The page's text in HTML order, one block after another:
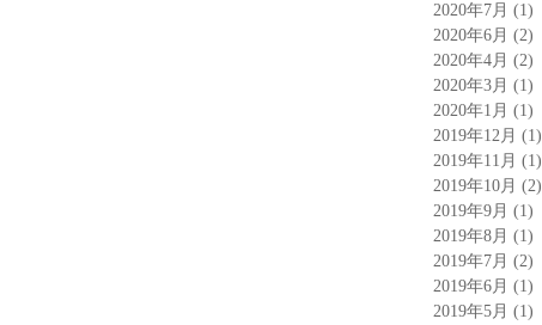
2020年7月 (1)
2020年6月 (2)
2020年4月 (2)
2020年3月 (1)
2020年1月 (1)
2019年12月 (1)
2019年11月 (1)
2019年10月 (2)
2019年9月 (1)
2019年8月 (1)
2019年7月 (2)
2019年6月 (1)
2019年5月 (1)